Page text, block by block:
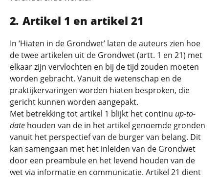
Artikel 1 en artikel 21
In ‘Hiaten in de Grondwet’ laten de auteurs zien hoe
de twee artikelen uit de Grondwet (artt. 1 en 21) met
elkaar zijn vervlochten en bij de tijd zouden moeten
worden gebracht. Vanuit de wetenschap en de
praktijkervaringen worden hiaten besproken, die
gericht kunnen worden aangepakt.
Met betrekking tot artikel 1 blijkt het continu up-to-
date houden van de in het artikel genoemde gronden
vanuit het perspectief van de burger van belang. Dit
kan samengaan met het inleiden van de Grondwet
door een preambule en het levend houden van de
wet via informatie en communicatie. Artikel 21 dient